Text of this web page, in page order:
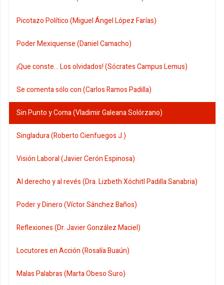
Picotazo Político (Miguel Ángel López Farías)
Poder Mexiquense (Daniel Camacho)
¡Que conste... Los olvidados! (Sócrates Campus Lemus)
Se comenta sólo con (Carlos Ramos Padilla)
Sin Punto y Coma (Vladimir Galeana Solórzano)
Singladura (Roberto Cienfuegos J.)
Visión Laboral (Javier Cerón Espinosa)
Al derecho y al revés (Dra. Lizbeth Xóchitl Padilla Sanabria)
Poder y Dinero (Víctor Sánchez Baños)
Reflexiones (Dr. Javier González Maciel)
Locutores en Acción (Rosalía Buaún)
Malas Palabras (Marta Obeso Suro)